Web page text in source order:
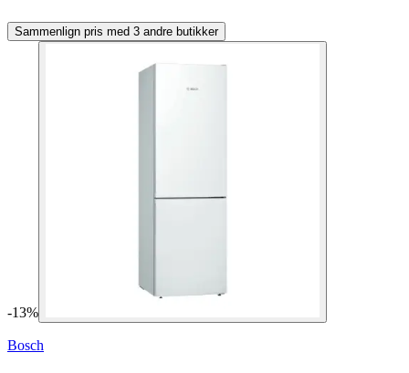
Sammenlign pris med 3 andre butikker
-13%
Bosch